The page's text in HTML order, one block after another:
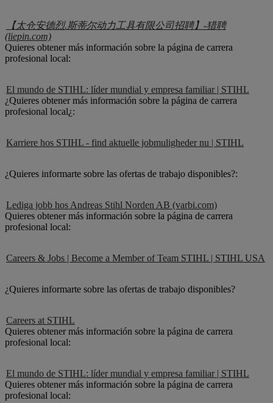
【太仓安德烈.斯蒂尔动力工具有限公司招聘】-猎聘
(liepin.com)
Quieres obtener más información sobre la página de carrera
profesional local:
El mundo de STIHL: líder mundial y empresa familiar | STIHL
¿Quieres obtener más información sobre la página de carrera
profesional local¿:
Karriere hos STIHL - find aktuelle jobmuligheder nu | STIHL
¿Quieres informarte sobre las ofertas de trabajo disponibles?:
Lediga jobb hos Andreas Stihl Norden AB (varbi.com)
Quieres obtener más información sobre la página de carrera
profesional local:
Careers & Jobs | Become a Member of Team STIHL | STIHL USA
¿Quieres informarte sobre las ofertas de trabajo disponibles?
Careers at STIHL
Quieres obtener más información sobre la página de carrera
profesional local:
El mundo de STIHL: líder mundial y empresa familiar | STIHL
Quieres obtener más información sobre la página de carrera
profesional local: